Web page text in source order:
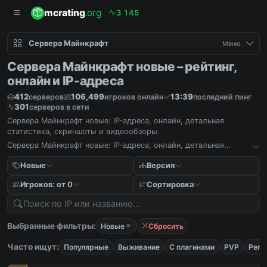
mcrating.org 3 145
Сервера Майнкрафт Меню
Сервера Майнкрафт новые – рейтинг,
онлайн и IP-адреса
412серверов 106,499игроков онлайн 13:39последний пинг
301серверов в сети
Сервера Майнкрафт новые: IP-адреса, онлайн, детальная
статистика, скриншоты и видеообзоры.
Сервера Майнкрафт новые: IP-адреса, онлайн, детальная
Новые
Версия
Игроков: от 0 Сортировка
Выбранные фильтры: Новые Сбросить
Часто ищут: Популярные Выживание С плагинами PVP